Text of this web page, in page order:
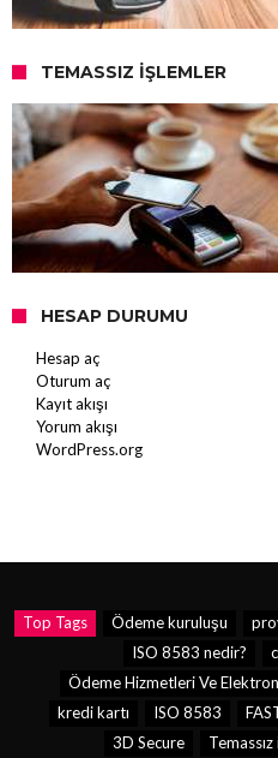
TEMASSIZ İŞLEMLER
HESAP DURUMU
Hesap aç
Oturum aç
Kayıt akışı
Yorum akışı
WordPress.org
Top Tags Ödeme kuruluşu
ISO 8583 nedir?
Ödeme Hizmetleri Ve
kredi kartı
ISO 8583
3D Secure